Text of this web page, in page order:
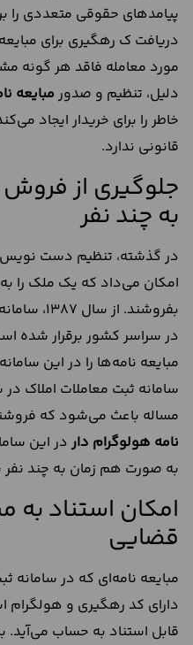
پیامدهای حقوقی متعددی را
دریافت ک رهگیری برای
مورد معامله فاقد هر
دلیل، تنظیم و صدور مبایعه
خاطر را برای خریدار ایجاد
قانونی ندارد.
جلوگیری از
به چند نفر
در گذشته، تنظیم دست نویس
امکان می‌داد که یک ملک را
بفروشند.
در سراسر کشور برقرار شده
مبایعه نامه‌ها را در این
سامانه ثبت معاملات املاک
مساله باعث می‌شود که
نامه هولوگرام دار در این
به صورت هم زمان به چند نفر
امکان استناد به
قضایی
مبایعه نامه‌ای که در سامانه
دارای کد رهگیری و هولگرام
قابل استناد به حساب می‌آید.